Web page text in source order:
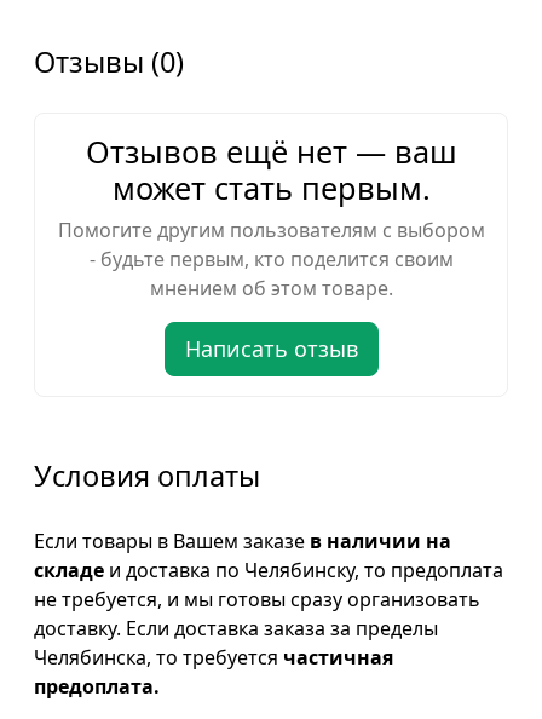
Отзывы (0)
Отзывов ещё нет — ваш
может стать первым.
Помогите другим пользователям с выбором
- будьте первым, кто поделится своим
мнением об этом товаре.
Написать отзыв
Условия оплаты
Если товары в Вашем заказе в наличии на
складе и доставка по Челябинску, то предоплата
не требуется, и мы готовы сразу организовать
доставку. Если доставка заказа за пределы
Челябинска, то требуется частичная
предоплата.